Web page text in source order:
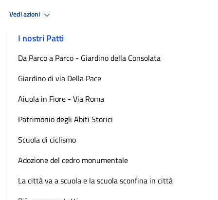
Vedi azioni
I nostri Patti
Da Parco a Parco - Giardino della Consolata
Giardino di via Della Pace
Aiuola in Fiore - Via Roma
Patrimonio degli Abiti Storici
Scuola di ciclismo
Adozione del cedro monumentale
La città va a scuola e la scuola sconfina in città